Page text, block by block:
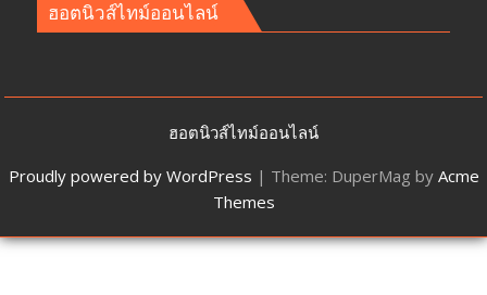
ฮอตนิวส์ไทม์ออนไลน์
ฮอตนิวส์ไทม์ออนไลน์
Proudly powered by WordPress | Theme: DuperMag by Acme
Themes